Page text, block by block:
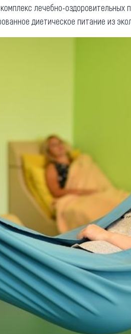
лечебно-оздоровительных
диетическое питание из